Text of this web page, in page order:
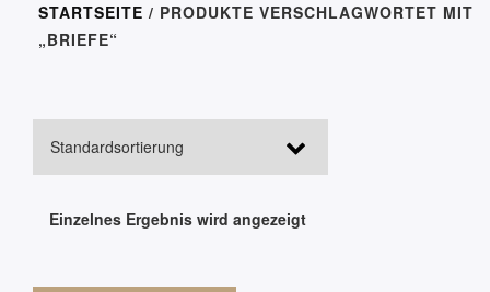
STARTSEITE / PRODUKTE VERSCHLAGWORTET MIT
„BRIEFE“
Einzelnes Ergebnis wird angezeigt